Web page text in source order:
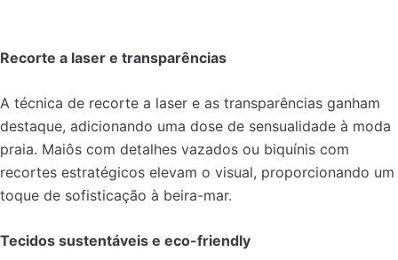
Recorte a laser e transparências
A técnica de recorte a laser e as transparências ganham
destaque, adicionando uma dose de sensualidade à moda
praia. Maiôs com detalhes vazados ou biquínis com
recortes estratégicos elevam o visual, proporcionando um
toque de sofisticação à beira-mar.
Tecidos sustentáveis e eco-friendly